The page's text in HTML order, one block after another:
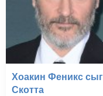
Хоакин Феникс
Скотта